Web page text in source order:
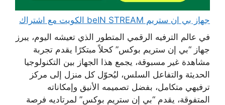
جهاز بي ان ستريم beIN STREAM الكويت مع اشتراك
في عالم الترفيه الرقمي المتطور الذي تعيشه اليوم، يبرز
جهاز “بي إن ستريم بوكس” كحلاً مبتكرًا يقدم تجربة
مشاهدة غير مسبوقة، يجمع هذا الجهاز بين التكنولوجيا
الحديثة والتفاعل السلس، ليُحوّل كل منزل إلى مركز
ترفيهي متكامل، بفضل تصميمه الأنيق وإمكاناته
المتفوقة، يقدم “بي إن ستريم بوكس” لمرتاديه فرصة